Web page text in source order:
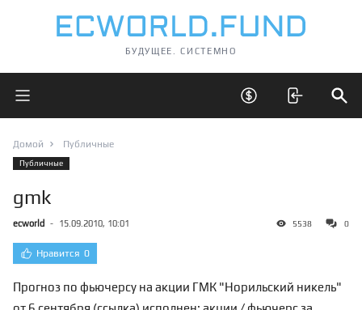
БУДУЩЕЕ. СИСТЕМНО
Открыть главное меню Открыть скрытые
Домой Публичные
Публичные
gmk
ecworld - 15.09.2010, 10:01 5538 0
Нравится 0
Прогноз по фьючерсу на акции ГМК "Норильский никель"